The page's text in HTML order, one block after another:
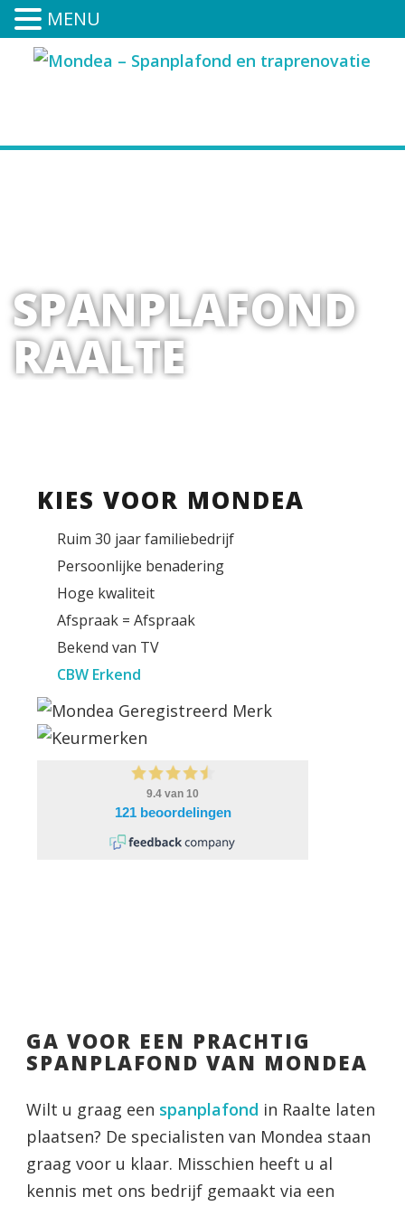
SPANPLAFOND
RAALTE
KIES VOOR MONDEA
Ruim 30 jaar familiebedrijf
Persoonlijke benadering
Hoge kwaliteit
Afspraak = Afspraak
Bekend van TV
CBW Erkend
GA VOOR EEN PRACHTIG
SPANPLAFOND VAN MONDEA
Wilt u graag een spanplafond in Raalte laten
plaatsen? De specialisten van Mondea staan
graag voor u klaar. Misschien heeft u al
kennis met ons bedrijf gemaakt via een
MENU